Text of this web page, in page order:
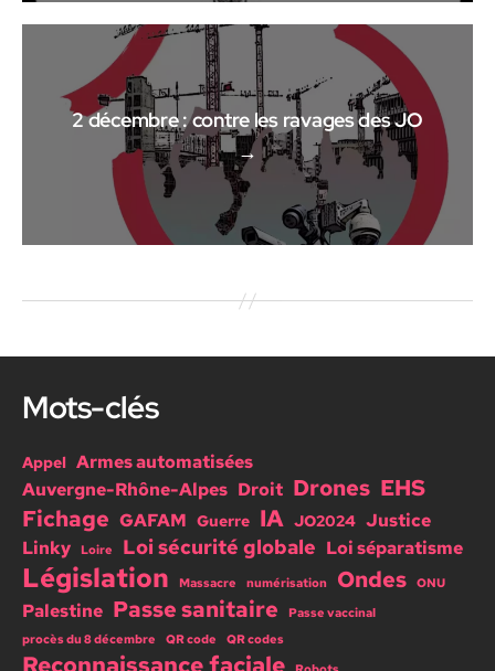
→
2 décembre : contre les ravages des JO
Mots-clés
Appel Armes automatisées
Auvergne-Rhône-Alpes Droit Drones EHS
Fichage GAFAM Guerre IA JO2024 Justice
Linky
Loire Loi sécurité globale Loi séparatisme
Législation Massacre numérisation Ondes ONU
Palestine Passe sanitaire
Passe vaccinal
procès du 8 décembre
QR code QR codes